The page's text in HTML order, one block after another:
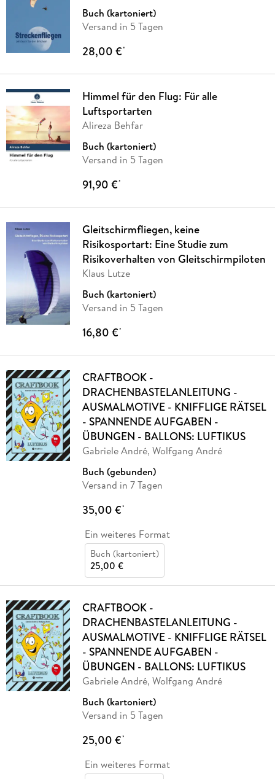
Buch (kartoniert)
Versand in 5 Tagen
28,00 €*
Himmel für den Flug: Für alle
Luftsportarten
Alireza Behfar
Buch (kartoniert)
Versand in 5 Tagen
91,90 €*
Gleitschirmfliegen, keine
Risikosportart: Eine Studie zum
Risikoverhalten von Gleitschirmpiloten
Klaus Lutze
Buch (kartoniert)
Versand in 5 Tagen
16,80 €*
CRAFTBOOK -
DRACHENBASTELANLEITUNG -
AUSMALMOTIVE - KNIFFLIGE RÄTSEL
- SPANNENDE AUFGABEN -
ÜBUNGEN - BALLONS: LUFTIKUS
Gabriele André, Wolfgang André
Buch (gebunden)
Versand in 7 Tagen
35,00 €*
Ein weiteres Format
Buch (kartoniert)
25,00 €
CRAFTBOOK -
DRACHENBASTELANLEITUNG -
AUSMALMOTIVE - KNIFFLIGE RÄTSEL
- SPANNENDE AUFGABEN -
ÜBUNGEN - BALLONS: LUFTIKUS
Gabriele André, Wolfgang André
Buch (kartoniert)
Versand in 5 Tagen
25,00 €*
Ein weiteres Format